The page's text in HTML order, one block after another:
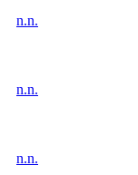
n.n.
n.n.
n.n.